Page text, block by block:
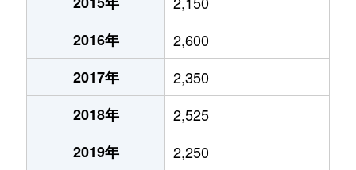
2016年
2,600
2017年
2,350
2018年
2,525
2019年
2,250